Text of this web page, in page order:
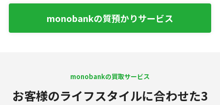
monobankの質預かりサービス
monobankの買取サービス
お客様のライフスタイルに合わせた3